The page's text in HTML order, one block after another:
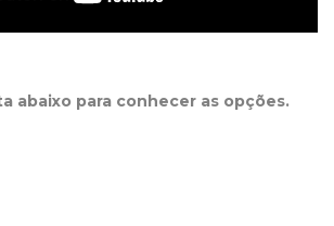
abaixo para conhecer as opções.